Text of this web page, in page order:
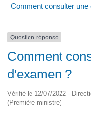
Comment consulter une
Question-réponse
Comment
d'examen ?
Vérifié le 12/07/2022 -
(Première ministre)